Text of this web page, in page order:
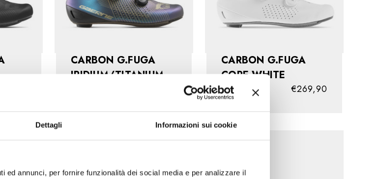
Dettagli Informazioni sui cookie
ed annunci, per fornire funzionalità dei social media e per analizzare il
CARBON G.FUGA
IRIDIUM/TITANIUM
CARBON G.FUGA
CORE WHITE
€269,90